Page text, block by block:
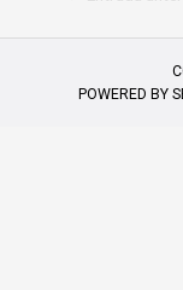
POWERED BY